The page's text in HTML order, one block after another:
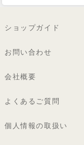
ショップガイド
お問い合わせ
会社概要
よくあるご質問
個人情報の取扱い